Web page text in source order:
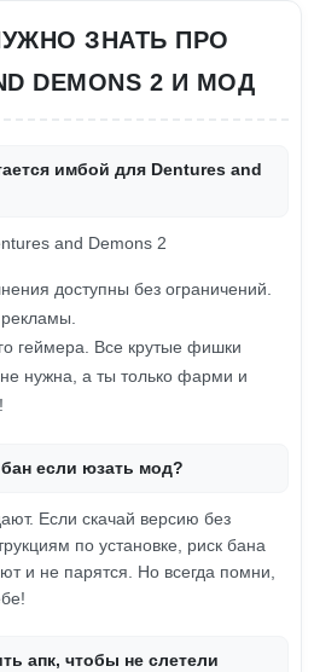
ЗНАТЬ ПРО
DEMONS 2 И МОД
имбой для Dentures and
and Demons 2
доступны без ограничений.
геймера. Все крутые фишки
нужна, а ты только фарми и
если юзать мод?
Если скачай версию без
по установке, риск бана
и не парятся. Но всегда помни,
апк, чтобы не слетели